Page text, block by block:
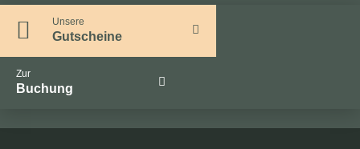
Unsere
Gutscheine
Zur
Buchung